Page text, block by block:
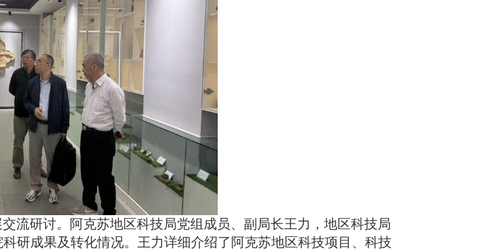
流研讨。阿克苏地区科技局党组成员、副局长王力，地区科技局
研成果及转化情况。王力详细介绍了阿克苏地区科技项目、科技